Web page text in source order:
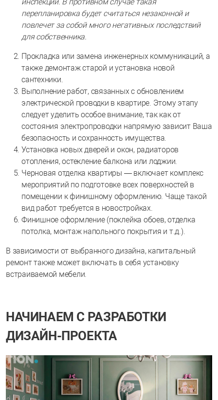
перепланировка будет считаться незаконной и
повлечет за собой много негативных последствий
для собственника.
Прокладка или замена инженерных коммуникаций, а
также демонтаж старой и установка новой
сантехники.
Выполнение работ, связанных с обновлением
электрической проводки в квартире. Этому этапу
следует уделить особое внимание, так как от
состояния электропроводки напрямую зависит Ваша
безопасность и сохранность имущества.
Установка новых дверей и окон, радиаторов
отопления, остекление балкона или лоджии.
Черновая отделка квартиры — включает комплекс
мероприятий по подготовке всех поверхностей в
помещении к финишному оформлению. Чаще такой
вид работ требуется в новостройках.
Финишное оформление (поклейка обоев, отделка
потолка, монтаж напольного покрытия и т.д.).
В зависимости от выбранного дизайна, капитальный
ремонт также может включать в себя установку
встраиваемой мебели.
НАЧИНАЕМ С РАЗРАБОТКИ
ДИЗАЙН-ПРОЕКТА